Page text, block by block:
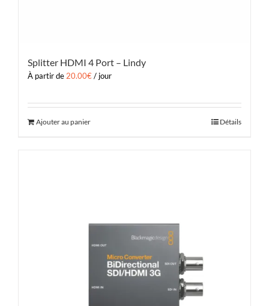
Splitter HDMI 4 Port – Lindy
À partir de20.00€/ jour
Ajouter au panier Détails